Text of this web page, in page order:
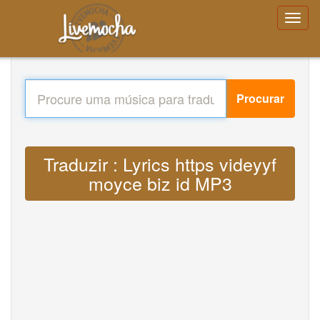
Procurar
Traduzir : Lyrics https videyyf
moyce biz id MP3